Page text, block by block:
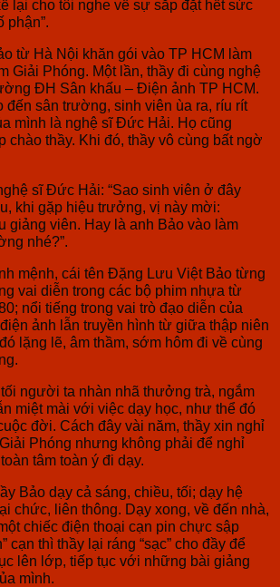
lại cho tôi nghe về sự sắp đặt hết sức
phận”.
từ Hà Nội khăn gói vào TP HCM làm
Giải Phóng. Một lần, thầy đi cùng nghệ
ĐH Sân khấu – Điện ảnh TP HCM.
sân trường, sinh viên ùa ra, ríu rít
mình là nghệ sĩ Đức Hải. Họ cũng
chào thầy. Khi đó, thầy vô cùng bất ngờ
sĩ Đức Hải: “Sao sinh viên ở đây
khi gặp hiệu trưởng, vị này mời:
giảng viên. Hay là anh Bảo vào làm
nhé?”.
mệnh, cái tên Đặng Lưu Việt Bảo từng
vai diễn trong các bộ phim nhựa từ
nổi tiếng trong vai trò đạo diễn của
ảnh lẫn truyền hình từ giữa thập niên
lặng lẽ, âm thầm, sớm hôm đi về cùng
người ta nhàn nhã thưởng trà, ngắm
miệt mài với việc dạy học, như thể đó
đời. Cách đây vài năm, thầy xin nghỉ
Phóng nhưng không phải để nghỉ
tâm toàn ý đi dạy.
Bảo dạy cả sáng, chiều, tối; dạy hệ
chức, liên thông. Dạy xong, về đến nhà,
chiếc điện thoại cạn pin chực sập
cạn thì thầy lại ráng “sạc” cho đầy để
lên lớp, tiếp tục với những bài giảng
mình.